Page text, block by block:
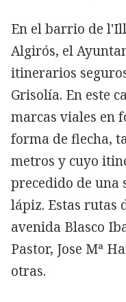
En el barrio de
Algirós, el
itinerarios
Grisolía. En este
marcas viales en
forma de flecha,
metros y cuyo
precedido de una
lápiz. Estas rutas
avenida Blasco
Pastor, Jose Mª
otras.